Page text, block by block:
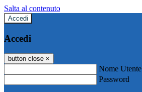
Salta al contenuto
Accedi
Accedi
button close ×
Nome Utente
Password